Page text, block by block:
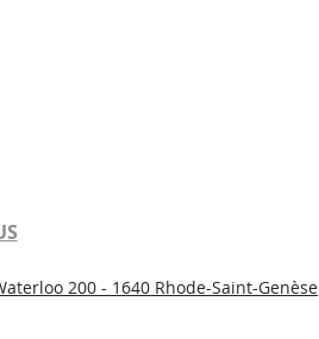
200 - 1640 Rhode-Saint-Genèse